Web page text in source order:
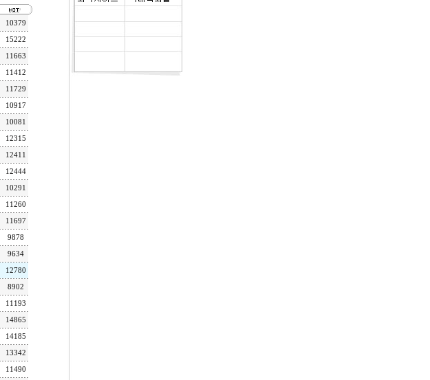
10379
15222
11663
11412
11729
10917
10081
12315
12411
12444
10291
11260
11697
9878
9634
12780
8902
11193
14865
14185
13342
11490